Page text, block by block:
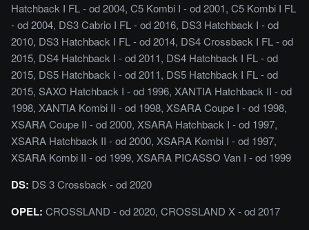
Hatchback I FL - od 2004, C5 Kombi I - od 2001, C5 Kombi I FL
- od 2004, DS3 Cabrio I FL - od 2016, DS3 Hatchback I - od
2010, DS3 Hatchback I FL - od 2014, DS4 Crossback I FL - od
2015, DS4 Hatchback I - od 2011, DS4 Hatchback I FL - od
2015, DS5 Hatchback I - od 2011, DS5 Hatchback I FL - od
2015, SAXO Hatchback I - od 1996, XANTIA Hatchback II - od
1998, XANTIA Kombi II - od 1998, XSARA Coupe I - od 1998,
XSARA Coupe II - od 2000, XSARA Hatchback I - od 1997,
XSARA Hatchback II - od 2000, XSARA Kombi I - od 1997,
XSARA Kombi II - od 1999, XSARA PICASSO Van I - od 1999
DS: DS 3 Crossback - od 2020
OPEL: CROSSLAND - od 2020, CROSSLAND X - od 2017